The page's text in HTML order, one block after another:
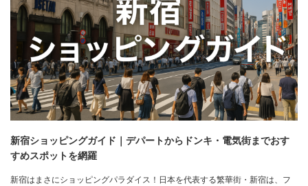
新宿ショッピングガイド｜デパートからドンキ・電気街までおす
すめスポットを網羅
新宿はまさにショッピングパラダイス！日本を代表する繁華街・新宿は、フ